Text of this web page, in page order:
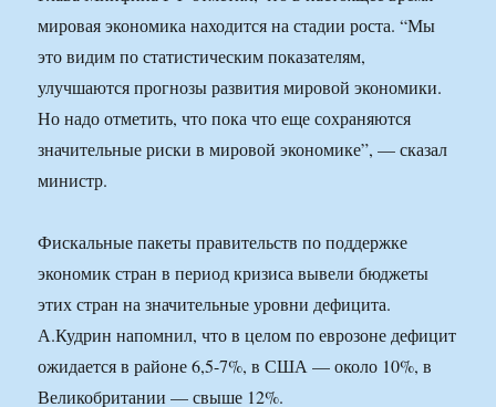
мировая экономика находится на стадии роста. “Мы
это видим по статистическим показателям,
улучшаются прогнозы развития мировой экономики.
Но надо отметить, что пока что еще сохраняются
значительные риски в мировой экономике”, — сказал
министр.
Фискальные пакеты правительств по поддержке
экономик стран в период кризиса вывели бюджеты
этих стран на значительные уровни дефицита.
А.Кудрин напомнил, что в целом по еврозоне дефицит
ожидается в районе 6,5-7%, в США — около 10%, в
Великобритании — свыше 12%.